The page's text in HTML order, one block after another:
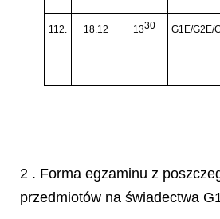
112. 18.12 1330 G1E/G2E/
2 . Forma egzaminu z
przedmiotów na świadectwa